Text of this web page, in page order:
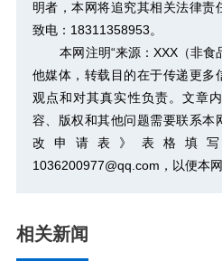
明者，本网将追究其相关法律责
致电：18311358953。
本网注明“来源：XXX（非食
他媒体，转载目的在于传递更多
观点和对其真实性负责。文章
容、版权和其他问题需要联系本
改申请表》 表格填
1036200977@qq.com，以便本网
相关新闻